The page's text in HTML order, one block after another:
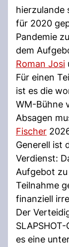
hierzulande
für 2020
Pandemie
dem
Roman Josi
Für einen
ist es die
WM-Bühne
Absagen
Fischer
Generell ist
Verdienst:
Aufgebot
Teilnahme
finanziell
Der
es eine